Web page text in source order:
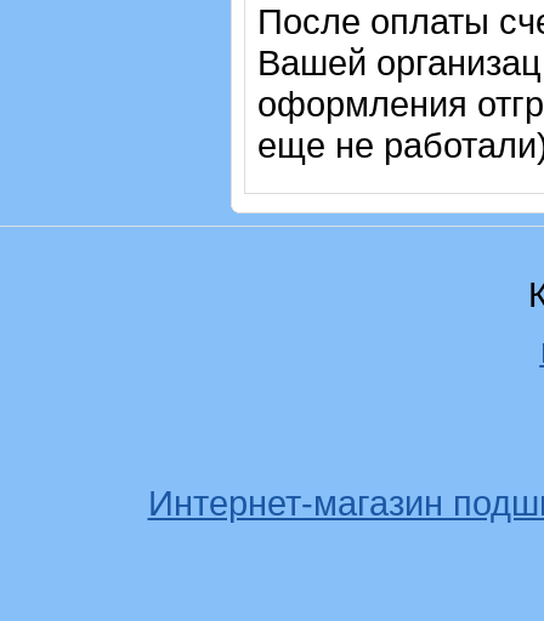
После оплаты
Вашей
оформления
еще не
Интернет-магазин